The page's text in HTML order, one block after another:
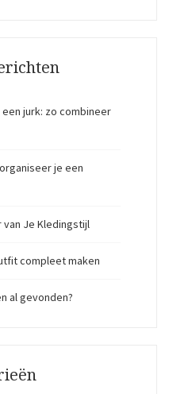
jurk: zo combineer
je een
Je Kledingstijl
compleet maken
al gevonden?